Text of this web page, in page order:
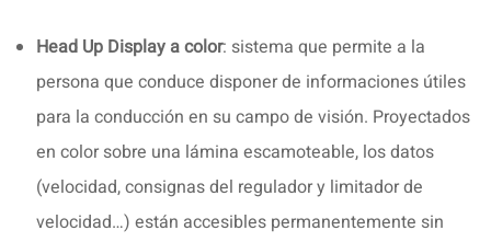
Head Up Display a color: sistema que permite a la
persona que conduce disponer de informaciones útiles
para la conducción en su campo de visión. Proyectados
en color sobre una lámina escamoteable, los datos
(velocidad, consignas del regulador y limitador de
velocidad…) están accesibles permanentemente sin